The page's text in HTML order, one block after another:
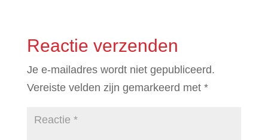
Reactie verzenden
Je e-mailadres wordt niet gepubliceerd.
Vereiste velden zijn gemarkeerd met *